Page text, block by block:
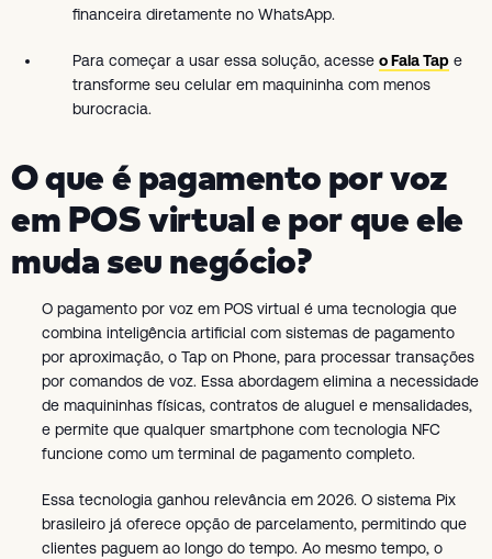
financeira diretamente no WhatsApp.
Para começar a usar essa solução, acesse o Fala Tap e
transforme seu celular em maquininha com menos
burocracia.
O que é pagamento por voz
em POS virtual e por que ele
muda seu negócio?
O pagamento por voz em POS virtual é uma tecnologia que
combina inteligência artificial com sistemas de pagamento
por aproximação, o Tap on Phone, para processar transações
por comandos de voz. Essa abordagem elimina a necessidade
de maquininhas físicas, contratos de aluguel e mensalidades,
e permite que qualquer smartphone com tecnologia NFC
funcione como um terminal de pagamento completo.
Essa tecnologia ganhou relevância em 2026. O sistema Pix
brasileiro já oferece opção de parcelamento, permitindo que
clientes paguem ao longo do tempo. Ao mesmo tempo, o